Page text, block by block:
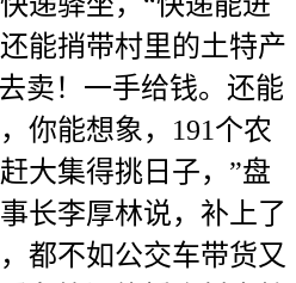
能捎带村里的土特产
卖！一手给钱。还能
你能想象，191个农
大集得挑日子，”盘
长李厚林说，补上了
都不如公交车带货又